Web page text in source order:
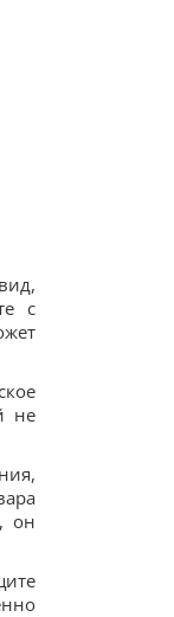
с
не
он